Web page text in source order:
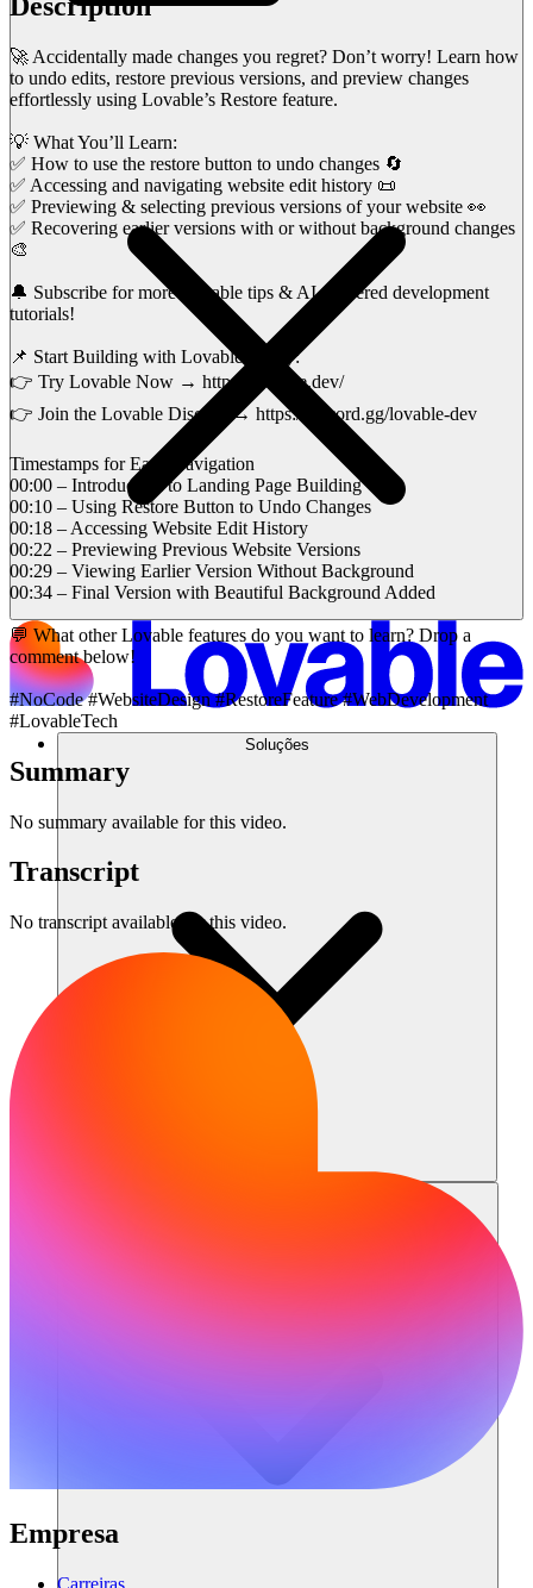
Soluções
🚀 Accidentally made changes you regret? Don’t worry! Learn how
to undo edits, restore previous versions, and preview changes
effortlessly using Lovable’s Restore feature.
💡 What You’ll Learn:
✅ How to use the restore button to undo changes 🔄
✅ Accessing and navigating website edit history 📜
✅ Previewing & selecting previous versions of your website 👀
✅ Recovering earlier versions with or without background changes
🎨
🔔 Subscribe for more Lovable tips & AI-powered development
tutorials!
📌 Start Building with Lovable Today:
👉 Try Lovable Now → https://lovable.dev/
👉 Join the Lovable Discord → https://discord.gg/lovable-dev
Timestamps for Easy Navigation
00:00 – Introduction to Landing Page Building
00:10 – Using Restore Button to Undo Changes
00:18 – Accessing Website Edit History
00:22 – Previewing Previous Website Versions
00:29 – Viewing Earlier Version Without Background
00:34 – Final Version with Beautiful Background Added
💬 What other Lovable features do you want to learn? Drop a
comment below!
#NoCode #WebsiteDesign #RestoreFeature #WebDevelopment
#LovableTech
Summary
No summary available for this video.
Transcript
No transcript available for this video.
Empresa
Carreiras